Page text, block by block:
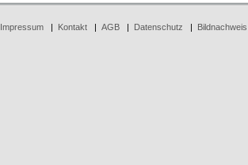
Impressum| Kontakt| AGB| Datenschutz | Bildnachweis